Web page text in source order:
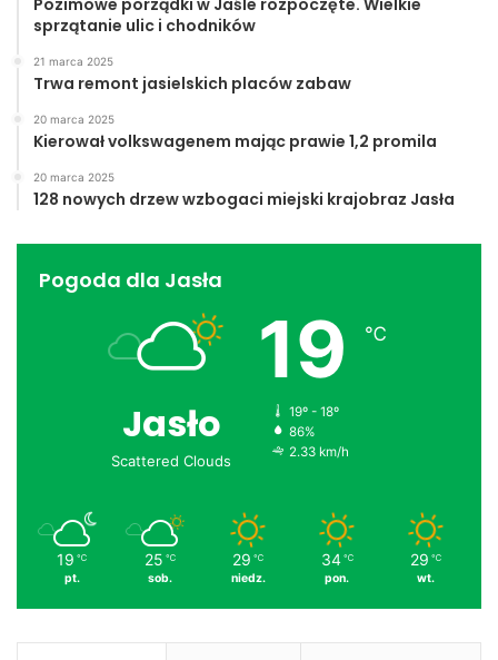
Pozimowe porządki w Jaśle rozpoczęte. Wielkie
sprzątanie ulic i chodników
21 marca 2025
Trwa remont jasielskich placów zabaw
20 marca 2025
Kierował volkswagenem mając prawie 1,2 promila
20 marca 2025
128 nowych drzew wzbogaci miejski krajobraz Jasła
Pogoda dla Jasła
Jasło
Scattered Clouds
19 ℃
19º - 18º
86%
2.33 km/h
19 ℃
pt.
25 ℃
sob.
29 ℃
niedz.
34 ℃
pon.
29 ℃
wt.